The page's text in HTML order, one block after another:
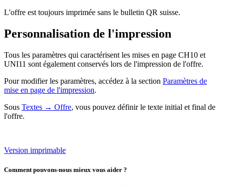
L'offre est toujours imprimée sans le bulletin QR suisse.
Personnalisation de l'impression
Tous les paramètres qui caractérisent les mises en page CH10 et
UNI11 sont également conservés lors de l'impression de l'offre.
Pour modifier les paramètres, accédez à la section Paramètres de
mise en page de l'impression.
Sous Textes → Offre, vous pouvez définir le texte initial et final de
l'offre.
Version imprimable
Comment pouvons-nous mieux vous aider ?